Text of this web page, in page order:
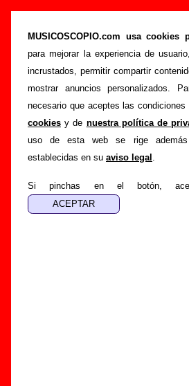
MUSICOSCOPIO.com usa
para mejorar la experiencia de
incrustados, permitir compartir
mostrar anuncios personalizados.
necesario que aceptes las condiciones
cookies y de nuestra política de
uso de esta web se rige además
establecidas en su aviso legal .
Si pinchas en el botón,
“Puta conciencia”, canción
(Letra e información)
Portada >Nosoträsh >Canciones >
Esta página pretende recopilar
sobre lacanción "Puta
Nosoträsh . Además de su
información sobre el autor o los
los que está incluido este tema,
encuentras errores o tienes
ayudar a
completar esta información